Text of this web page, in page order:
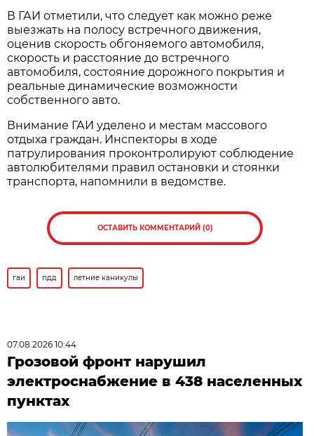
В ГАИ отметили, что следует как можно реже
выезжать на полосу встречного движения,
оценив скорость обгоняемого автомобиля,
скорость и расстояние до встречного
автомобиля, состояние дорожного покрытия и
реальные динамические возможности
собственного авто.
Внимание ГАИ уделено и местам массового
отдыха граждан. Инспекторы в ходе
патрулирования проконтролируют соблюдение
автолюбителями правил остановки и стоянки
транспорта, напомнили в ведомстве.
ОСТАВИТЬ КОММЕНТАРИЙ (0)
гаи пдд летние каникулы
07.08.2026 10:44
Грозовой фронт нарушил
электроснабжение в 438 населенных
пунктах